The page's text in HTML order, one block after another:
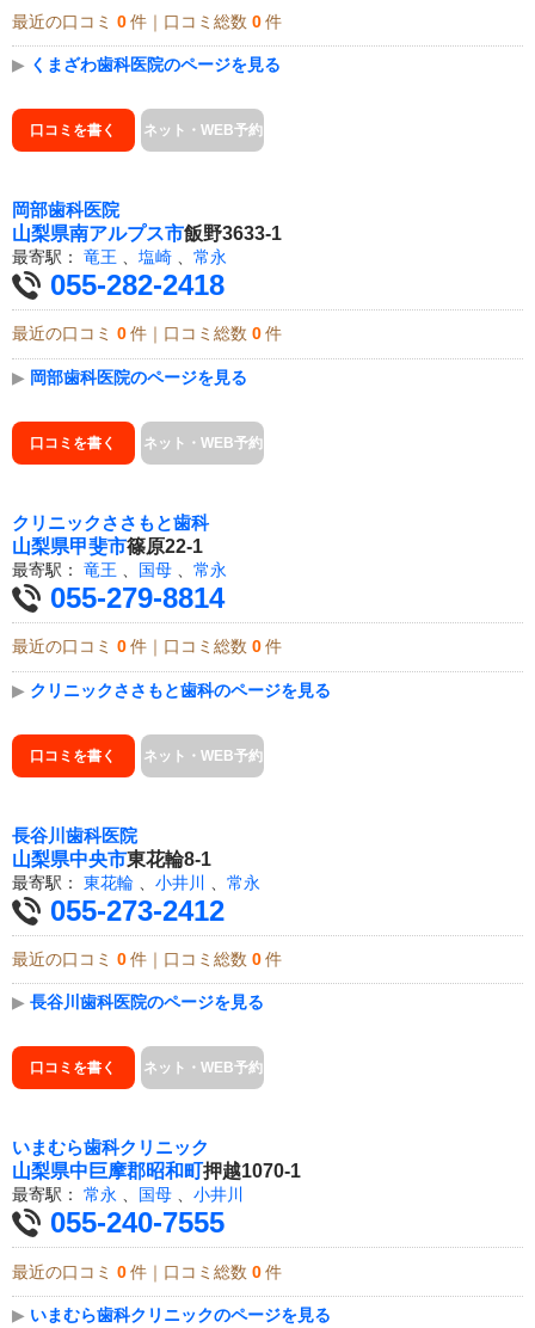
最近の口コミ 0 件｜口コミ総数 0 件
▶ くまざわ歯科医院のページを見る
口コミを書く ネット・WEB予約
岡部歯科医院
山梨県南アルプス市飯野3633-1
最寄駅： 竜王 塩崎 常永
055-282-2418
最近の口コミ 0 件｜口コミ総数 0 件
▶ 岡部歯科医院のページを見る
口コミを書く ネット・WEB予約
クリニックささもと歯科
山梨県甲斐市篠原22-1
最寄駅： 竜王 国母 常永
055-279-8814
最近の口コミ 0 件｜口コミ総数 0 件
▶ クリニックささもと歯科のページを見る
口コミを書く ネット・WEB予約
長谷川歯科医院
山梨県中央市東花輪8-1
最寄駅： 東花輪 小井川 常永
055-273-2412
最近の口コミ 0 件｜口コミ総数 0 件
▶ 長谷川歯科医院のページを見る
口コミを書く ネット・WEB予約
いまむら歯科クリニック
山梨県中巨摩郡昭和町押越1070-1
最寄駅： 常永 、 国母 、 小井川
055-240-7555
最近の口コミ 0 件｜口コミ総数 0 件
▶ いまむら歯科クリニックのページを見る